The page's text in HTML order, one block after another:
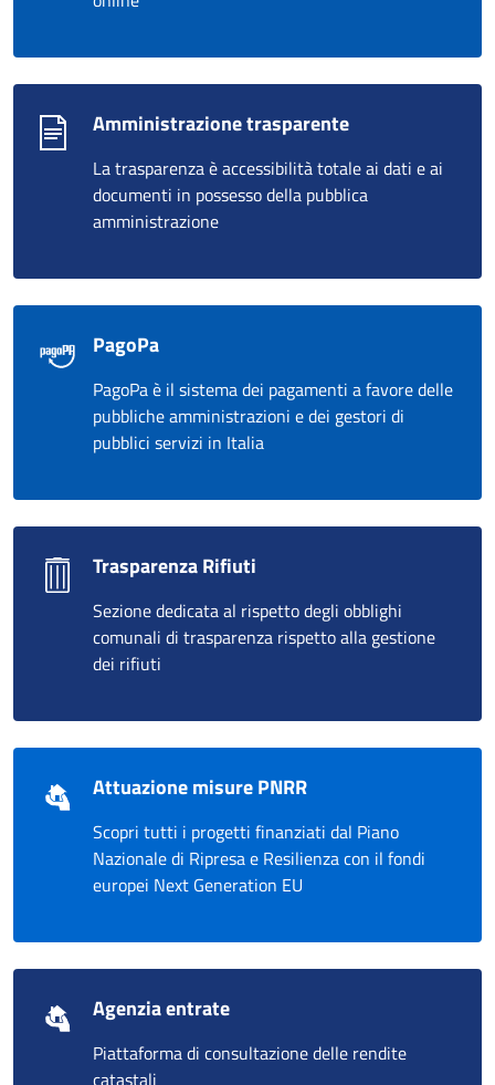
Amministrazione trasparente
La trasparenza è accessibilità totale ai dati e ai
documenti in possesso della pubblica
amministrazione
PagoPa
PagoPa è il sistema dei pagamenti a favore delle
pubbliche amministrazioni e dei gestori di
pubblici servizi in Italia
Trasparenza Rifiuti
Sezione dedicata al rispetto degli obblighi
comunali di trasparenza rispetto alla gestione
dei rifiuti
Attuazione misure PNRR
Scopri tutti i progetti finanziati dal Piano
Nazionale di Ripresa e Resilienza con il fondi
europei Next Generation EU
Agenzia entrate
Piattaforma di consultazione delle rendite
catastali